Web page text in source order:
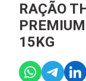
RAÇÃO
15KG